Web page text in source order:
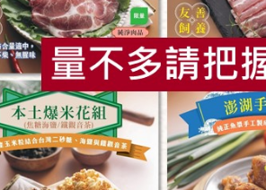
RPET 食譜 減硝酸鹽 雞蛋